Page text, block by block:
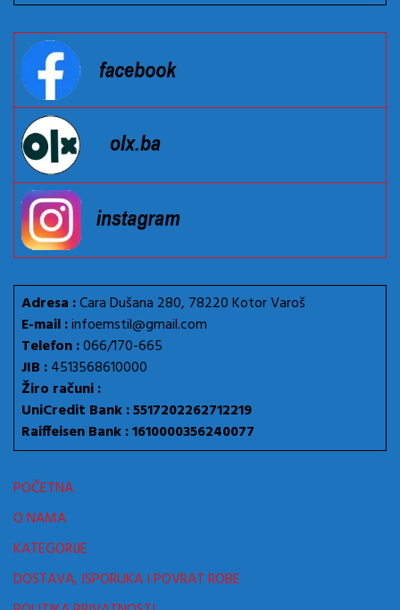
Adresa :Cara Dušana 280, 78220 Kotor Varoš
E-mail :infoemstil@gmail.com
Telefon :066/170-665
JIB :4513568610000
Žiro računi :
UniCredit Bank : 5517202262712219
Raiffeisen Bank : 1610000356240077
POČETNA
O NAMA
KATEGORIJE
DOSTAVA, ISPORUKA I POVRAT ROBE